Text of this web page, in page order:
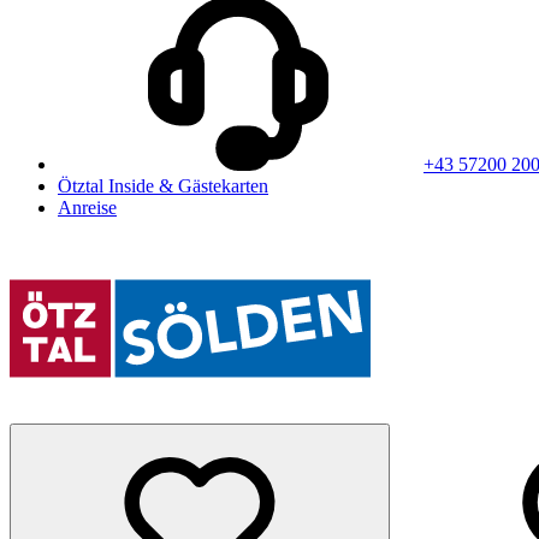
+43 57200 200
Ötztal Inside & Gästekarten
Anreise